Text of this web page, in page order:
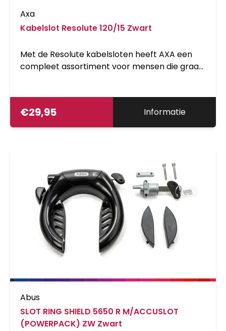
Axa
Kabelslot Resolute 120/15 Zwart
Met de Resolute kabelsloten heeft AXA een
compleet assortiment voor mensen die graag
hebben we ook kabels met een code sluiting
€29,95 Informatie
Abus
SLOT RING SHIELD 5650 R M/ACCUSLOT
(POWERPACK) ZW Zwart